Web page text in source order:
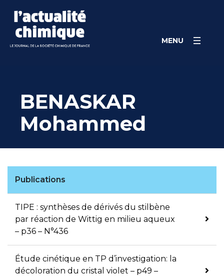
content
MENU
BENASKAR
Mohammed
Publications
TIPE : synthèses de dérivés du stilbène
par réaction de Wittig en milieu aqueux
– p36 – N°436
Étude cinétique en TP d’investigation: la
décoloration du cristal violet – p49 –